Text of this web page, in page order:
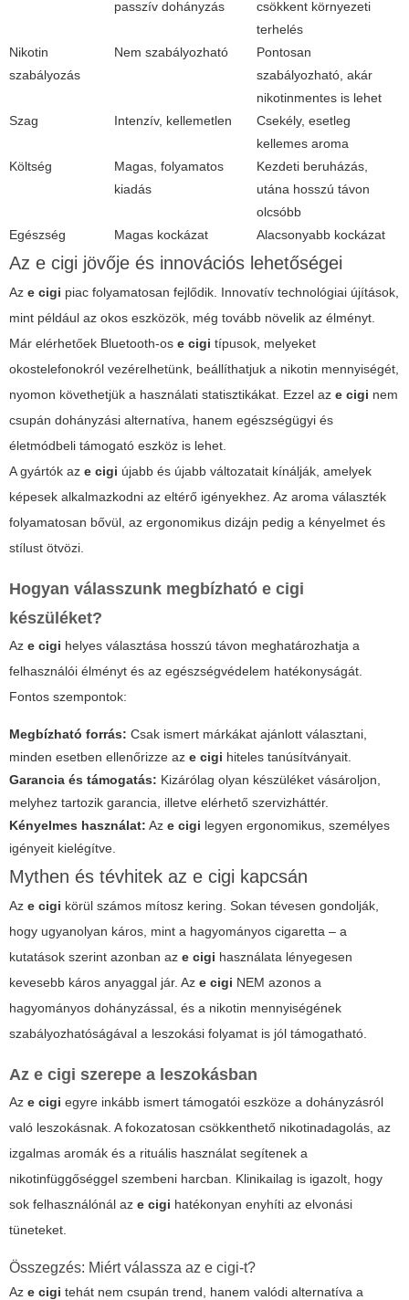
passzív dohányzás
csökkent környezeti
terhelés
Nikotin
szabályozás
Nem szabályozható
Pontosan
szabályozható, akár
nikotinmentes is lehet
Szag
Intenzív, kellemetlen
Csekély, esetleg
kellemes aroma
Költség
Magas, folyamatos
kiadás
Kezdeti beruházás,
utána hosszú távon
olcsóbb
Egészség
Magas kockázat Alacsonyabb kockázat
Az e cigi jövője és innovációs lehetőségei
Az e cigi piac folyamatosan fejlődik. Innovatív technológiai újítások,
mint például az okos eszközök, még tovább növelik az élményt.
Már elérhetőek Bluetooth-os e cigi típusok, melyeket
okostelefonokról vezérelhetünk, beállíthatjuk a nikotin mennyiségét,
nyomon követhetjük a használati statisztikákat. Ezzel az e cigi nem
csupán dohányzási alternatíva, hanem egészségügyi és
életmódbeli támogató eszköz is lehet.
A gyártók az e cigi újabb és újabb változatait kínálják, amelyek
képesek alkalmazkodni az eltérő igényekhez. Az aroma választék
folyamatosan bővül, az ergonomikus dizájn pedig a kényelmet és
stílust ötvözi.
Hogyan válasszunk megbízható e cigi
készüléket?
Az e cigi helyes választása hosszú távon meghatározhatja a
felhasználói élményt és az egészségvédelem hatékonyságát.
Fontos szempontok:
Megbízható forrás: Csak ismert márkákat ajánlott választani,
minden esetben ellenőrizze az e cigi hiteles tanúsítványait.
Garancia és támogatás: Kizárólag olyan készüléket vásároljon,
melyhez tartozik garancia, illetve elérhető szervizháttér.
Kényelmes használat: Az e cigi legyen ergonomikus, személyes
igényeit kielégítve.
Mythen és tévhitek az e cigi kapcsán
Az e cigi körül számos mítosz kering. Sokan tévesen gondolják,
hogy ugyanolyan káros, mint a hagyományos cigaretta – a
kutatások szerint azonban az e cigi használata lényegesen
kevesebb káros anyaggal jár. Az e cigi NEM azonos a
hagyományos dohányzással, és a nikotin mennyiségének
szabályozhatóságával a leszokási folyamat is jól támogatható.
Az e cigi szerepe a leszokásban
Az e cigi egyre inkább ismert támogatói eszköze a dohányzásról
való leszokásnak. A fokozatosan csökkenthető nikotinadagolás, az
izgalmas aromák és a rituális használat segítenek a
nikotinfüggőséggel szembeni harcban. Klinikailag is igazolt, hogy
sok felhasználónál az e cigi hatékonyan enyhíti az elvonási
tüneteket.
Összegzés: Miért válassza az e cigi-t?
Az e cigi tehát nem csupán trend, hanem valódi alternatíva a